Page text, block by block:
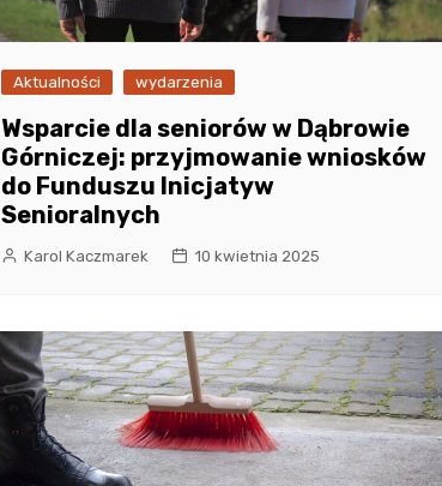
Aktualności wydarzenia
Wsparcie dla seniorów w Dąbrowie
Górniczej: przyjmowanie wniosków
do Funduszu Inicjatyw
Senioralnych
Karol Kaczmarek 10 kwietnia 2025